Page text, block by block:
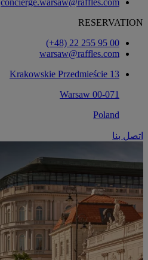
concierge.warsaw@raffles.com
RESERVATION
‎(+48) 22 255 95 00‏
warsaw@raffles.com
Krakowskie Przedmieście 13
00-071 Warsaw
Poland
اتصل بنا